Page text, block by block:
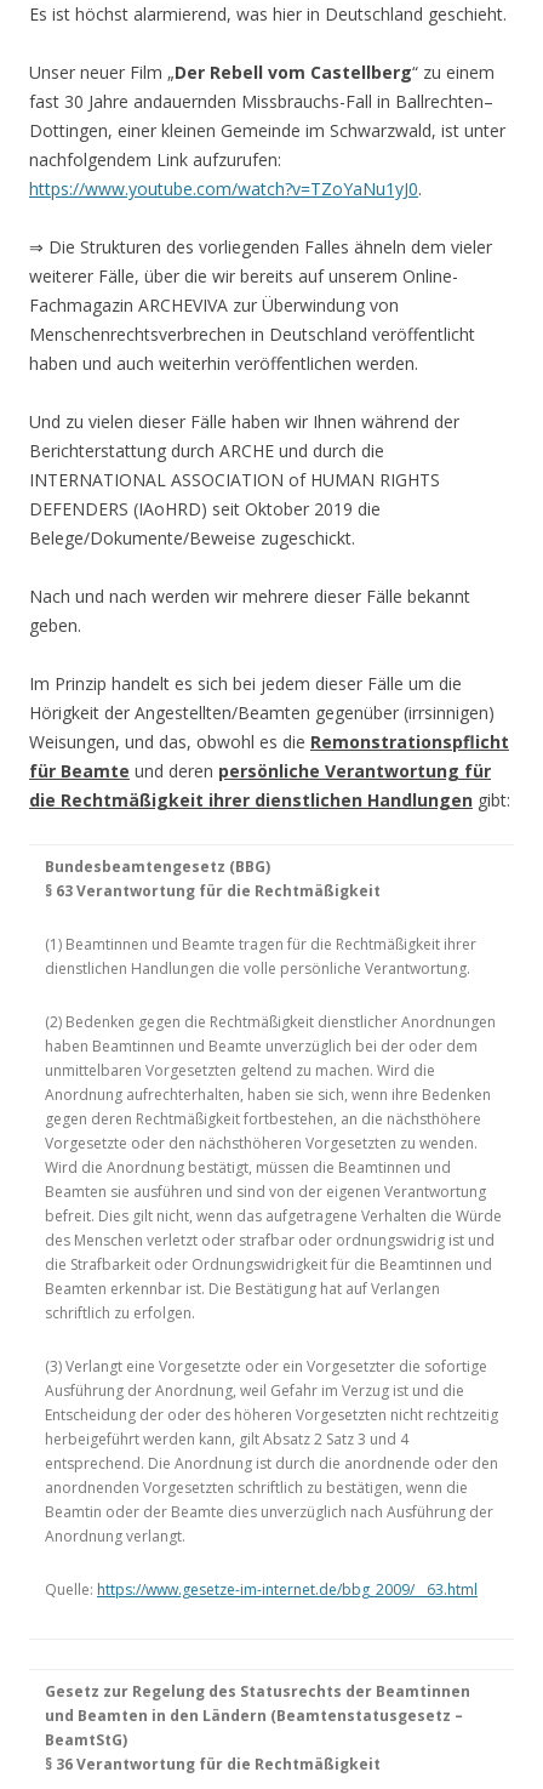
Es ist höchst alarmierend, was hier in Deutschland geschieht.
Unser neuer Film „Der Rebell vom Castellberg“ zu einem
fast 30 Jahre andauernden Missbrauchs-Fall in Ballrechten–
Dottingen, einer kleinen Gemeinde im Schwarzwald, ist unter
nachfolgendem Link aufzurufen:
https://www.youtube.com/watch?v=TZoYaNu1yJ0.
⇒ Die Strukturen des vorliegenden Falles ähneln dem vieler
weiterer Fälle, über die wir bereits auf unserem Online-
Fachmagazin ARCHEVIVA zur Überwindung von
Menschenrechtsverbrechen in Deutschland veröffentlicht
haben und auch weiterhin veröffentlichen werden.
Und zu vielen dieser Fälle haben wir Ihnen während der
Berichterstattung durch ARCHE und durch die
INTERNATIONAL ASSOCIATION of HUMAN RIGHTS
DEFENDERS (IAoHRD) seit Oktober 2019 die
Belege/Dokumente/Beweise zugeschickt.
Nach und nach werden wir mehrere dieser Fälle bekannt
geben.
Im Prinzip handelt es sich bei jedem dieser Fälle um die
Hörigkeit der Angestellten/Beamten gegenüber (irrsinnigen)
Weisungen, und das, obwohl es die Remonstrationspflicht
für Beamte und deren persönliche Verantwortung für
die Rechtmäßigkeit ihrer dienstlichen Handlungen gibt:
Bundesbeamtengesetz (BBG)
§ 63 Verantwortung für die Rechtmäßigkeit
(1) Beamtinnen und Beamte tragen für die Rechtmäßigkeit ihrer
dienstlichen Handlungen die volle persönliche Verantwortung.
(2) Bedenken gegen die Rechtmäßigkeit dienstlicher Anordnungen
haben Beamtinnen und Beamte unverzüglich bei der oder dem
unmittelbaren Vorgesetzten geltend zu machen. Wird die
Anordnung aufrechterhalten, haben sie sich, wenn ihre Bedenken
gegen deren Rechtmäßigkeit fortbestehen, an die nächsthöhere
Vorgesetzte oder den nächsthöheren Vorgesetzten zu wenden.
Wird die Anordnung bestätigt, müssen die Beamtinnen und
Beamten sie ausführen und sind von der eigenen Verantwortung
befreit. Dies gilt nicht, wenn das aufgetragene Verhalten die Würde
des Menschen verletzt oder strafbar oder ordnungswidrig ist und
die Strafbarkeit oder Ordnungswidrigkeit für die Beamtinnen und
Beamten erkennbar ist. Die Bestätigung hat auf Verlangen
schriftlich zu erfolgen.
(3) Verlangt eine Vorgesetzte oder ein Vorgesetzter die sofortige
Ausführung der Anordnung, weil Gefahr im Verzug ist und die
Entscheidung der oder des höheren Vorgesetzten nicht rechtzeitig
herbeigeführt werden kann, gilt Absatz 2 Satz 3 und 4
entsprechend. Die Anordnung ist durch die anordnende oder den
anordnenden Vorgesetzten schriftlich zu bestätigen, wenn die
Beamtin oder der Beamte dies unverzüglich nach Ausführung der
Anordnung verlangt.
Quelle: https://www.gesetze-im-internet.de/bbg_2009/__63.html
Gesetz zur Regelung des Statusrechts der Beamtinnen
und Beamten in den Ländern (Beamtenstatusgesetz –
BeamtStG)
§ 36 Verantwortung für die Rechtmäßigkeit